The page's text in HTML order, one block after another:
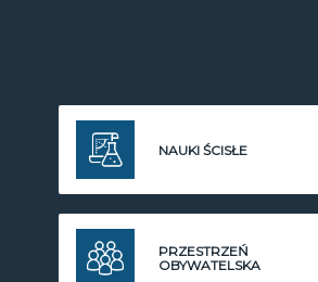
NAUKI ŚCISŁE
PRZESTRZEŃ
OBYWATELSKA